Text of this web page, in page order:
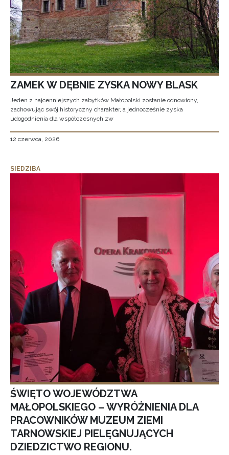
ZAMEK W DĘBNIE ZYSKA NOWY BLASK
Jeden z najcenniejszych zabytków Małopolski zostanie odnowiony,
zachowując swój historyczny charakter, a jednocześnie zyska
udogodnienia dla współczesnych zw
12 czerwca, 2026
SIEDZIBA
ŚWIĘTO WOJEWÓDZTWA
MAŁOPOLSKIEGO – WYRÓŻNIENIA DLA
PRACOWNIKÓW MUZEUM ZIEMI
TARNOWSKIEJ PIELĘGNUJĄCYCH
DZIEDZICTWO REGIONU.